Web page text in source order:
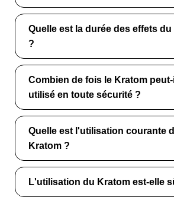
Quelle est la durée des effets
?
Combien de fois le Kratom
utilisé en toute sécurité ?
Quelle est l'utilisation courante
Kratom ?
L'utilisation du Kratom est-elle